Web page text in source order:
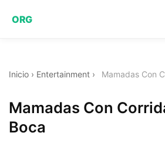
ORG
Inicio › Entertainment › Mamadas Con
Mamadas Con
Boca